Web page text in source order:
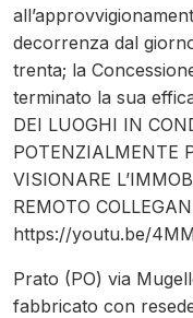
decorrenza dal
trenta; la
terminato la sua
DEI LUOGHI IN
POTENZIALMENTE
VISIONARE
REMOTO
https://youtu.be/
Prato (PO) via
fabbricato con